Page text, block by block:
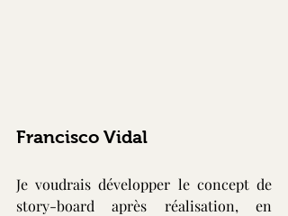
Francisco Vidal
Je voudrais développer le concept de
story-board après réalisation, en